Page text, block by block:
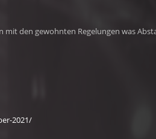
mit den gewohnten Regelungen was
2021/